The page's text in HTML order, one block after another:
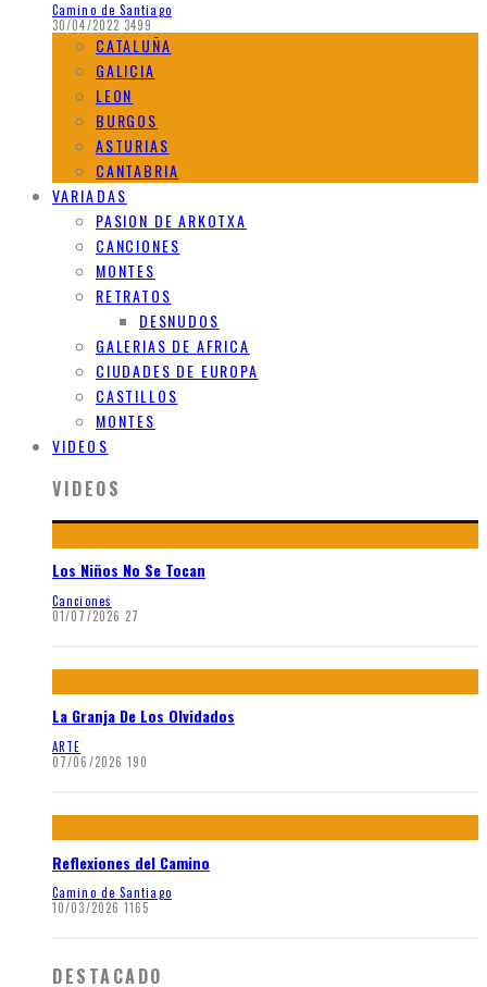
Camino de Santiago
30/04/2022 3499
CATALUÑA
GALICIA
LEON
BURGOS
ASTURIAS
CANTABRIA
VARIADAS
PASION DE ARKOTXA
CANCIONES
MONTES
RETRATOS
DESNUDOS
GALERIAS DE AFRICA
CIUDADES DE EUROPA
CASTILLOS
MONTES
VIDEOS
VIDEOS
Los Niños No Se Tocan
Canciones
01/07/2026 27
La Granja De Los Olvidados
ARTE
07/06/2026 190
Reflexiones del Camino
Camino de Santiago
10/03/2026 1165
DESTACADO